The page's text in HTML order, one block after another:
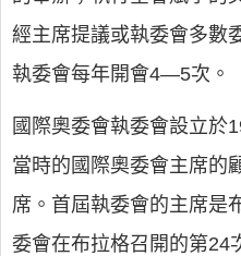
經主席提議或執委會多數
執委會每年開會4—5次。
國際奧委會執委會設立於
當時的國際奧委會主席的
席。首屆執委會的主席是
委會在布拉格召開的第24